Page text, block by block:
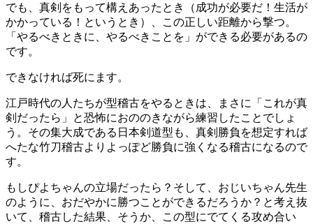
でも、真剣をもって構えあったとき（成功が必要だ！生活が
かかっている！というとき）、この正しい距離から撃つ。
「やるべきときに、やるべきことを」ができる必要があるの
です。
できなければ死にます。
江戸時代の人たちが型稽古をやるときは、まさに「これが真
剣だったら」と恐怖におののきながら練習したことでしょ
う。その集大成である日本剣道型も、真剣勝負を想定すれば
へたな竹刀稽古よりよっぽど勝負に強くなる稽古になるので
す。
もしぴよちゃんの立場だったら？そして、おじいちゃん先生
のように、おだやかに勝つことができるだろうか？と考え抜
いて、稽古した結果、そうか、この型にでてくる攻め合い